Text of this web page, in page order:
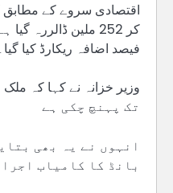
اقتصادی سروے کے
فیصد اضافہ ریکارڈ کیا
تک پہنچ چکی ہے
انہوں نے یہ بھی
بانڈ کا کامیاب